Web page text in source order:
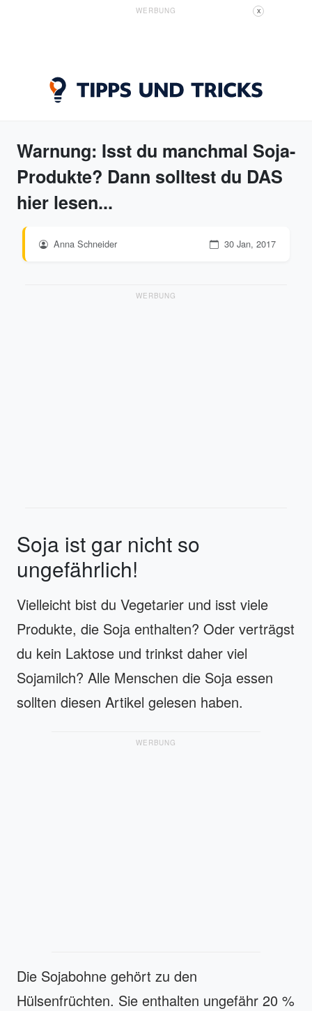
WERBUNG X
Warnung: Isst du manchmal Soja-
Produkte? Dann solltest du DAS
hier lesen...
Anna Schneider 30 Jan, 2017
WERBUNG
Soja ist gar nicht so
ungefährlich!
Vielleicht bist du Vegetarier und isst viele
Produkte, die Soja enthalten? Oder verträgst
du kein Laktose und trinkst daher viel
Sojamilch? Alle Menschen die Soja essen
sollten diesen Artikel gelesen haben.
WERBUNG
Die Sojabohne gehört zu den
Hülsenfrüchten. Sie enthalten ungefähr 20 %